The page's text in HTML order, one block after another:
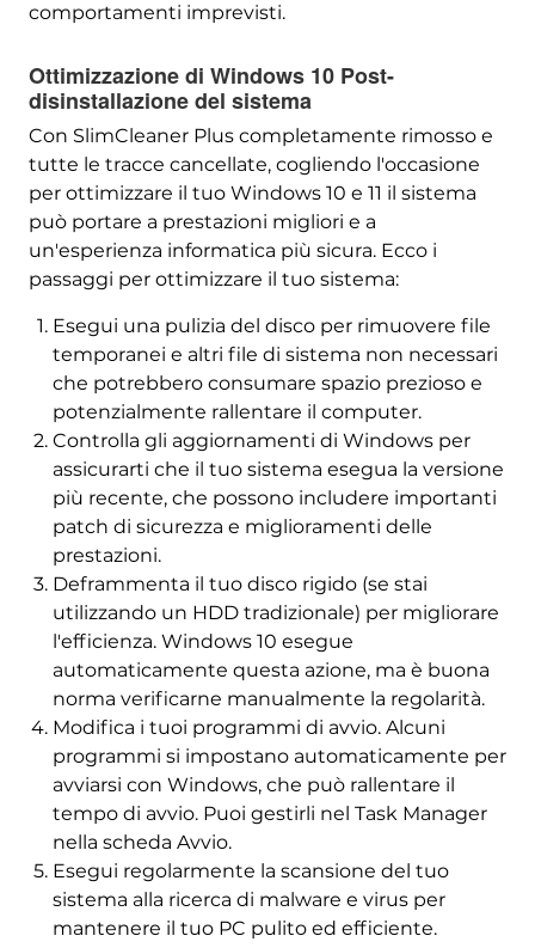
comportamenti imprevisti.
Ottimizzazione di Windows 10 Post-
disinstallazione del sistema
Con SlimCleaner Plus completamente rimosso e
tutte le tracce cancellate, cogliendo l'occasione
per ottimizzare il tuo Windows 10 e 11 il sistema
può portare a prestazioni migliori e a
un'esperienza informatica più sicura. Ecco i
passaggi per ottimizzare il tuo sistema:
Esegui una pulizia del disco per rimuovere file
temporanei e altri file di sistema non necessari
che potrebbero consumare spazio prezioso e
potenzialmente rallentare il computer.
Controlla gli aggiornamenti di Windows per
assicurarti che il tuo sistema esegua la versione
più recente, che possono includere importanti
patch di sicurezza e miglioramenti delle
prestazioni.
Deframmenta il tuo disco rigido (se stai
utilizzando un HDD tradizionale) per migliorare
l'efficienza. Windows 10 esegue
automaticamente questa azione, ma è buona
norma verificarne manualmente la regolarità.
Modifica i tuoi programmi di avvio. Alcuni
programmi si impostano automaticamente per
avviarsi con Windows, che può rallentare il
tempo di avvio. Puoi gestirli nel Task Manager
nella scheda Avvio.
Esegui regolarmente la scansione del tuo
sistema alla ricerca di malware e virus per
mantenere il tuo PC pulito ed efficiente.